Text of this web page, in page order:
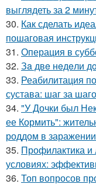
выглядеть за 2
30. Как сделать
пошаговая
31. Операция в
32. Зa двe нeдeли
33. Реабилитация
сустава: шаг за
34. "У Дочки был
ее Кормить":
роддом в
35. Профилактика и
условиях:
36. Топ вопросов